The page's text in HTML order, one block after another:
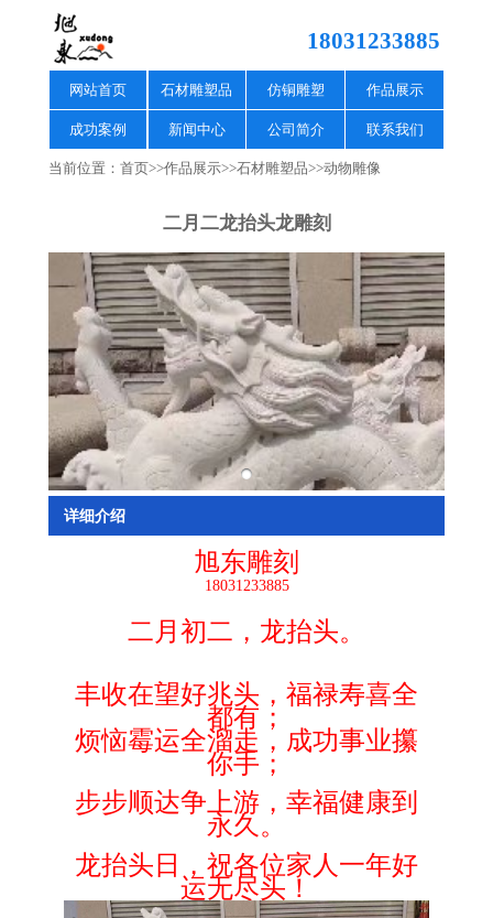
18031233885
网站首页 石材雕塑品 仿铜雕塑 作品展示
成功案例 新闻中心 公司简介 联系我们
当前位置： 首页>>作品展示>>石材雕塑品>>动物雕像
二月二龙抬头龙雕刻
详细介绍
旭东雕刻
18031233885
二月初二，龙抬头。
丰收在望好兆头，福禄寿喜全
都有；
烦恼霉运全溜走，成功事业攥
你手；
步步顺达争上游，幸福健康到
永久。
龙抬头日，祝各位家人一年好
运无尽头！